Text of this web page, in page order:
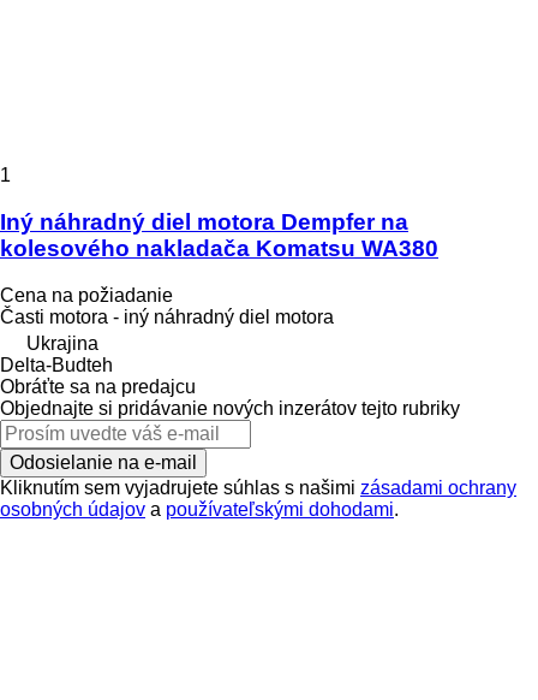
1
Iný náhradný diel motora Dempfer na
kolesového nakladača Komatsu WA380
Cena na požiadanie
Časti motora - iný náhradný diel motora
Ukrajina
Delta-Budteh
Obráťte sa na predajcu
Objednajte si pridávanie nových inzerátov tejto rubriky
Odosielanie na e-mail
Kliknutím sem vyjadrujete súhlas s našimi zásadami ochrany
osobných údajov a používateľskými dohodami.